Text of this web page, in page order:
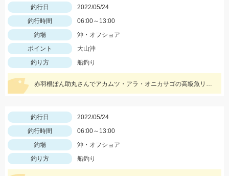
釣行日
2022/05/24
釣行時間
06:00～13:00
釣場
沖・オフショア
ポイント
大山沖
釣り方
船釣り
赤羽根ぽん助丸さんでアカムツ・アラ・オニカサゴの高級魚リレーに行ってきました。下潮が動かず苦戦しましたがオニカサゴGETです
釣行日
2022/05/24
釣行時間
06:00～13:00
釣場
沖・オフショア
釣り方
船釣り